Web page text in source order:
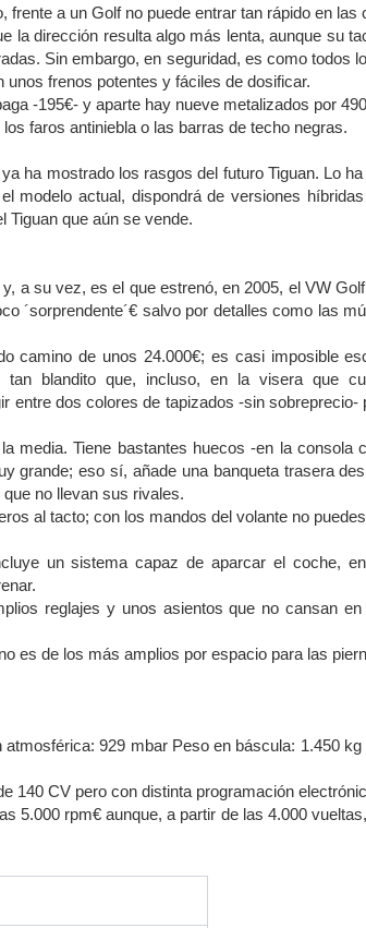
a un Golf no puede entrar tan rápido en las
la dirección resulta algo más lenta, aunque su
Sin embargo, en seguridad, es como todos
frenos potentes y fáciles de dosificar.
-195€- y aparte hay nueve metalizados por
faros antiniebla o las barras de techo negras.
ha mostrado los rasgos del futuro Tiguan. Lo
modelo actual, dispondrá de versiones
Tiguan que aún se vende.
a su vez, es el que estrenó, en 2005, el VW
´sorprendente´€ salvo por detalles como las
camino de unos 24.000€; es casi imposible
tan blandito que, incluso, en la visera que
entre dos colores de tapizados -sin sobreprecio-
media. Tiene bastantes huecos -en la consola
grande; eso sí, añade una banqueta trasera
no llevan sus rivales.
al tacto; con los mandos del volante no
un sistema capaz de aparcar el coche,
reglajes y unos asientos que no cansan en
es de los más amplios por espacio para las
929 mbar Peso en báscula: 1.450 kg
140 CV pero con distinta programación
5.000 rpm€ aunque, a partir de las 4.000